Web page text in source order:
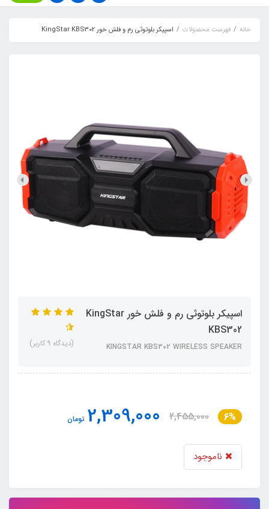
خانه فهرست محصولات اسپیکر بلوتوثی رم و فلش خور KingStar KBS302
اسپیکر بلوتوثی رم و فلش خور KingStar
KBS302
KINGSTAR KBS302 WIRELESS SPEAKER (دیدگاه 9 کاربر)
6%
2,455,000
2,309,000 تومان
ناموجود